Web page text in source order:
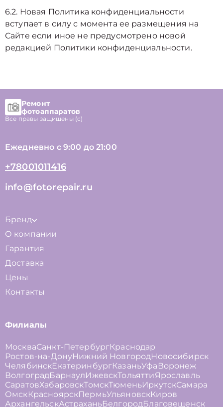
6.2. Новая Политика конфиденциальности
вступает в силу с момента ее размещения на
Сайте если иное не предусмотрено новой
редакцией Политики конфиденциальности.
Ремонт
фотоаппаратов
Все правы защищены (с)
Ежедневно с 9:00 до 21:00
+78001011416
info@fotorepair.ru
Бренд
О компании
Гарантия
Доставка
Цены
Контакты
Филиалы
МоскваСанкт-ПетербургКраснодар
Ростов-на-ДонуНижний НовгородНовосибирск
ЧелябинскЕкатеринбургКазаньУфа Воронеж
ВолгоградБарнаулИжевскТольяттиЯрославль
СаратовХабаровскТомскТюменьИркутскСамара
ОмскКрасноярскПермьУльяновскКиров
АрхангельскАстраханьБелгородБлаговещенск